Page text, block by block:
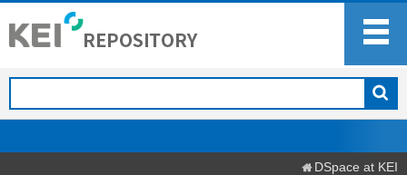
DSpace at KEI